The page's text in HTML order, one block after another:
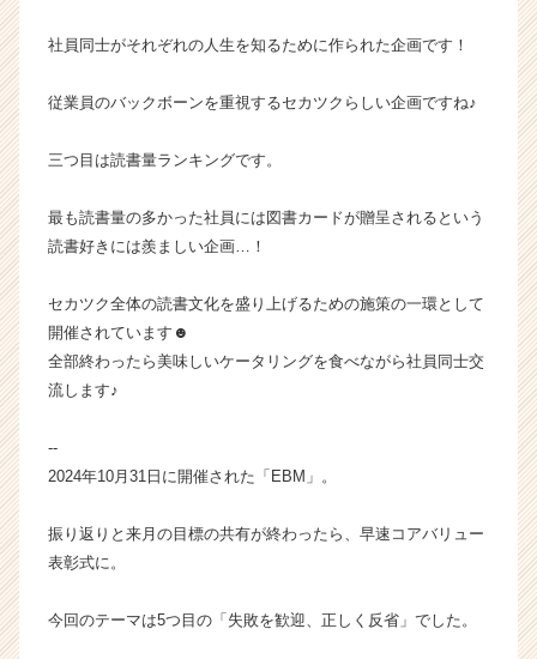
ャ
（C
e
r
C
e
r）
社員同士がそれぞれの人生を知るために作られた企画です！
従業員のバックボーンを重視するセカツクらしい企画ですね♪
三つ目は読書量ランキングです。
最も読書量の多かった社員には図書カードが贈呈されるという
読書好きには羨ましい企画…！
セカツク全体の読書文化を盛り上げるための施策の一環として
開催されています☻
全部終わったら美味しいケータリングを食べながら社員同士交
流します♪
--
2024年10月31日に開催された「EBM」。
振り返りと来月の目標の共有が終わったら、早速コアバリュー
表彰式に。
今回のテーマは5つ目の「失敗を歓迎、正しく反省」でした。